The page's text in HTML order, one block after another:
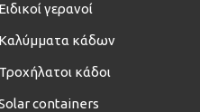
Ειδικοί γερανοί
Καλύμματα κάδων
Τροχήλατοι κάδοι
containers